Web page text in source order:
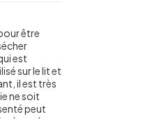
être
est
sur le lit et
il est très
ne soit
peut